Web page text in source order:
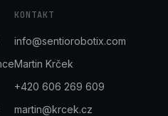
KONTAKT
info@sentiorobotix.com
Martin Krček
+420 606 269 609
martin@krcek.cz